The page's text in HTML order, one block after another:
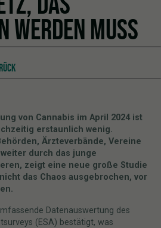
WERDEN MUSS
von Cannabis im April 2024 ist
erstaunlich wenig.
Ärzteverbände, Vereine
durch das junge
zeigt eine neue große Studie
das Chaos ausgebrochen, vor
Datenauswertung des
(ESA) bestätigt, was